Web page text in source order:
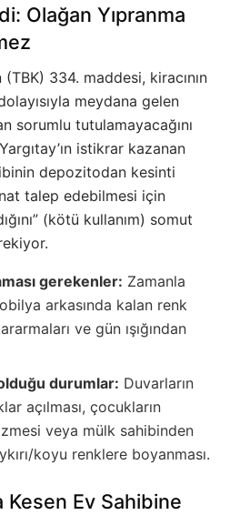
Olağan Yıpranma
334. maddesi, kiracının
meydana gelen
sorumlu tutulamayacağını
istikrar kazanan
depozitodan kesinti
talep edebilmesi için
(kötü kullanım) somut
gerekenler: Zamanla
arkasında kalan renk
ve gün ışığından
durumlar: Duvarların
açılması, çocukların
veya mülk sahibinden
koyu renklere boyanması.
Ev Sahibine